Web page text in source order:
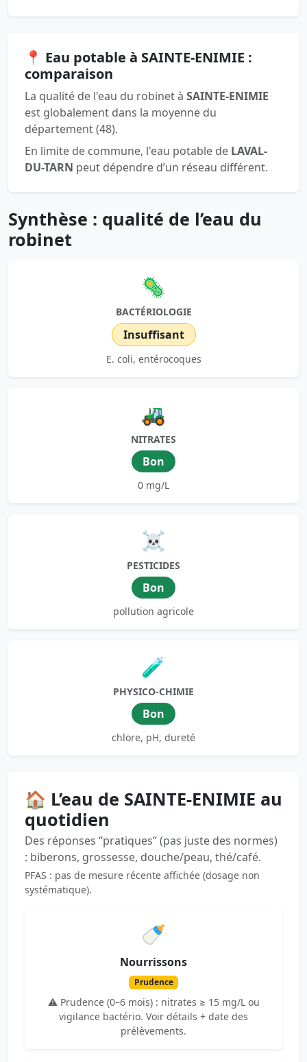
📍 Eau potable à SAINTE-ENIMIE :
comparaison
La qualité de l'eau du robinet à SAINTE-ENIMIE
est globalement dans la moyenne du
département (48).
En limite de commune, l'eau potable de LAVAL-
DU-TARN peut dépendre d’un réseau différent.
Synthèse : qualité de l’eau du
robinet
🦠
BACTÉRIOLOGIE
Insuffisant
E. coli, entérocoques
🚜
NITRATES
Bon
0 mg/L
☠️
PESTICIDES
Bon
pollution agricole
🧪
PHYSICO-CHIMIE
Bon
chlore, pH, dureté
🏠 L’eau de SAINTE-ENIMIE au
quotidien
Des réponses “pratiques” (pas juste des normes)
: biberons, grossesse, douche/peau, thé/café.
PFAS : pas de mesure récente affichée (dosage non
systématique).
🍼
Nourrissons
Prudence
⚠️ Prudence (0–6 mois) : nitrates ≥ 15 mg/L ou
vigilance bactério. Voir détails + date des
prélèvements.